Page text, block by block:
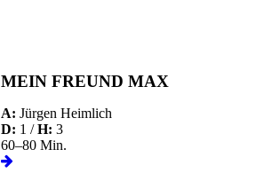
MEIN FREUND MAX
A: Jürgen Heimlich
D: 1 /H: 3
60–80 Min.